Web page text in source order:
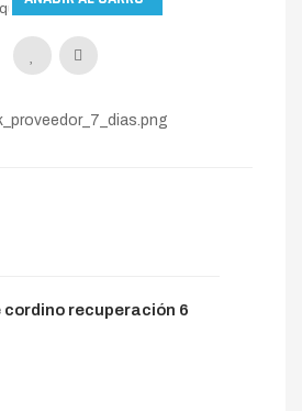
cordino recuperación 6